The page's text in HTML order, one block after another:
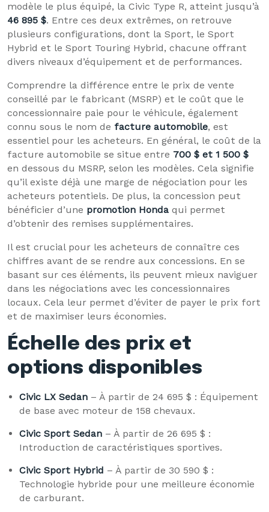
modèle le plus équipé, la Civic Type R, atteint jusqu’à
46 895 $. Entre ces deux extrêmes, on retrouve
plusieurs configurations, dont la Sport, le Sport
Hybrid et le Sport Touring Hybrid, chacune offrant
divers niveaux d’équipement et de performances.
Comprendre la différence entre le prix de vente
conseillé par le fabricant (MSRP) et le coût que le
concessionnaire paie pour le véhicule, également
connu sous le nom de facture automobile, est
essentiel pour les acheteurs. En général, le coût de la
facture automobile se situe entre 700 $ et 1 500 $
en dessous du MSRP, selon les modèles. Cela signifie
qu’il existe déjà une marge de négociation pour les
acheteurs potentiels. De plus, la concession peut
bénéficier d’une promotion Honda qui permet
d’obtenir des remises supplémentaires.
Il est crucial pour les acheteurs de connaître ces
chiffres avant de se rendre aux concessions. En se
basant sur ces éléments, ils peuvent mieux naviguer
dans les négociations avec les concessionnaires
locaux. Cela leur permet d’éviter de payer le prix fort
et de maximiser leurs économies.
Échelle des prix et
options disponibles
Civic LX Sedan – À partir de 24 695 $ : Équipement
de base avec moteur de 158 chevaux.
Civic Sport Sedan – À partir de 26 695 $ :
Introduction de caractéristiques sportives.
Civic Sport Hybrid – À partir de 30 590 $ :
Technologie hybride pour une meilleure économie
de carburant.